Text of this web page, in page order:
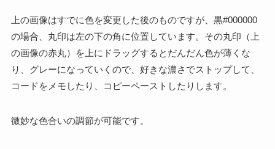
上の画像はすでに色を変更した後のものですが、黒#000000
の場合、丸印は左の下の角に位置しています。その丸印（上
の画像の赤丸）を上にドラッグするとだんだん色が薄くな
り、グレーになっていくので、好きな濃さでストップして、
コードをメモしたり、コピーペーストしたりします。
微妙な色合いの調節が可能です。